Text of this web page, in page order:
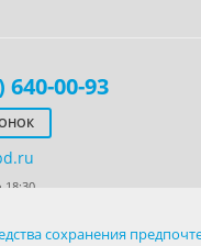
640-00-93
18:30
индивидуально для
сохранения